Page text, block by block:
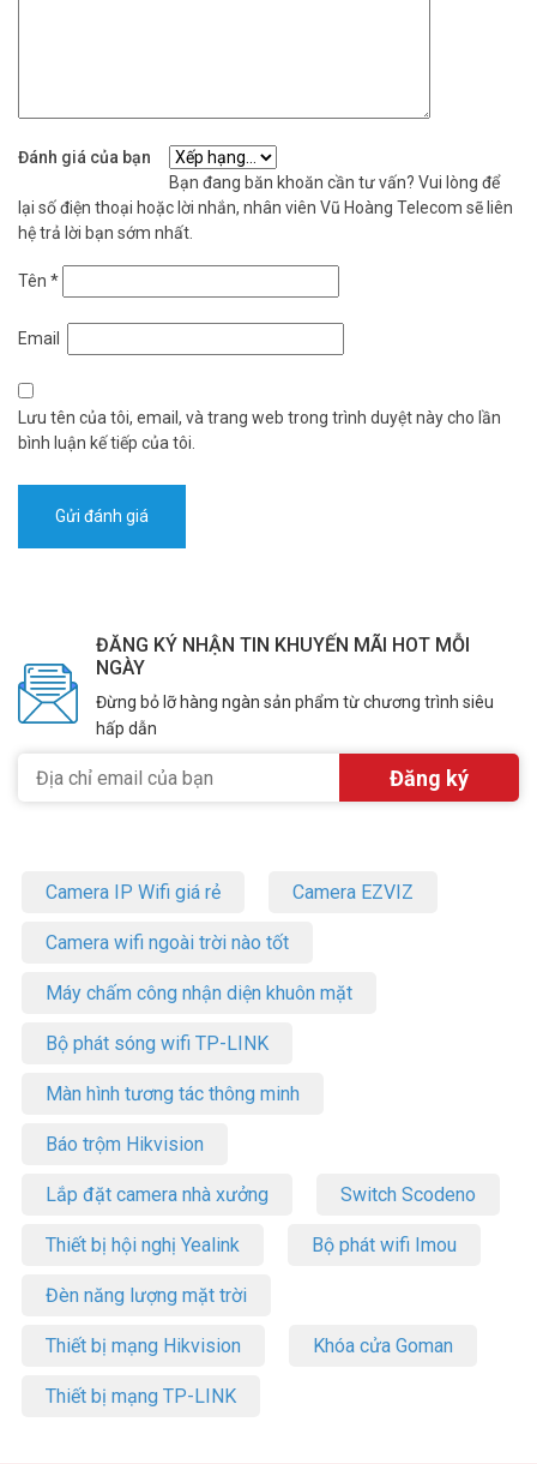
tốc độ cao, phủ sóng mạnh, dễ dùng. Lý
tưởng cho nhà nhiều tầng, nhiều thiết bị
IoT. Mua ngay tại Vũ Hoàng Telecom để
nhận giao COD, giá tốt, bảo hành chính
hãng. Tham khảo thêm thông tin tại
Facebook Vuhoangtelecom
Đánh giá của bạn
Bạn đang băn khoăn cần tư vấn? Vui lòng để
lại số điện thoại hoặc lời nhắn, nhân viên Vũ Hoàng Telecom sẽ liên
hệ trả lời bạn sớm nhất.
Tên *
Email
Lưu tên của tôi, email, và trang web trong trình duyệt này cho lần
bình luận kế tiếp của tôi.
ĐĂNG KÝ NHẬN TIN KHUYẾN MÃI HOT MỖI
NGÀY
Đừng bỏ lỡ hàng ngàn sản phẩm từ chương trình siêu
hấp dẫn
Camera IP Wifi giá rẻ Camera EZVIZ
Camera wifi ngoài trời nào tốt
Máy chấm công nhận diện khuôn mặt
Bộ phát sóng wifi TP-LINK
Màn hình tương tác thông minh
Báo trộm Hikvision
Lắp đặt camera nhà xưởng Switch Scodeno
Thiết bị hội nghị Yealink Bộ phát wifi Imou
Đèn năng lượng mặt trời
Thiết bị mạng Hikvision Khóa cửa Goman
Thiết bị mạng TP-LINK